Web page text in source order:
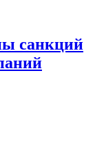
санкций